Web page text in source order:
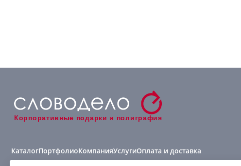
Корпоративные подарки и полиграфия
КаталогПортфолиоКомпанияУслугиОплата и доставка
Виды нанесения